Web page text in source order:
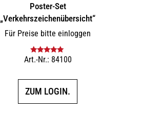
Poster-Set
„Verkehrszeichenübersicht“
Für Preise bitte einloggen
Bewertet mit
Art.-Nr.: 84100
ZUM LOGIN.